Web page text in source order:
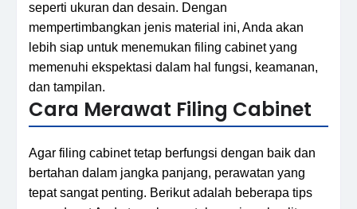
seperti ukuran dan desain. Dengan
mempertimbangkan jenis material ini, Anda akan
lebih siap untuk menemukan filing cabinet yang
memenuhi ekspektasi dalam hal fungsi, keamanan,
dan tampilan.
Cara Merawat Filing Cabinet
Agar filing cabinet tetap berfungsi dengan baik dan
bertahan dalam jangka panjang, perawatan yang
tepat sangat penting. Berikut adalah beberapa tips